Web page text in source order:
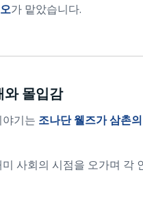
가 맡았습니다.
와 몰입감
기는 조나단 웰즈가 삼촌
사회의 시점을 오가며